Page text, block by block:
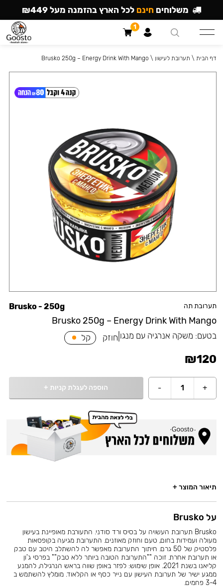
תערובת תה
Brusko 250g – Energy Drink With Mango
Brusko - 250g
בטעם: משקה אנרגיה עם מנגו חוזק קל
₪120
+
1
- הוספה לעגלת קניות +
דף הבית \ תערובת לעישון \
Brusko 250g – Energy Drink With Mango
תיאור המוצר +
על Brusko
Brusko תערובת העשויה על בסיס ורד סודני. התעורבת מאופיינת בעישון
מעולה ועמידות בחום, טעם וחוזק מאוזנים. התערובת מגיעה בקופסאות
פלסטיק של 50 גרם. חיתוך התערובת מאפשר לה להשתלב היטב עם טבק
או תערובת אחרת. זוכה ""התערובת הטובה ביותר ללא טבק"" בפרסי ג'ון
קליאנו בשנת 2021. אופן שימוש: לפזר באופן שווה בראש הנרגילה, להמנע
ממגע ישיר של תערובת העישון עם נייר כסף או הקלאוד. מומלץ להשתמש ב
3-4 פחמים.
משלוחים חינם לכל הארץ בהזמנה מעל ₪449
1